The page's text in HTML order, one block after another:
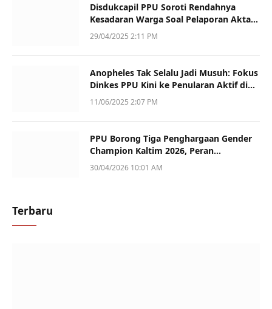
Disdukcapil PPU Soroti Rendahnya
Kesadaran Warga Soal Pelaporan Akta
Kematian
29/04/2025 2:11 PM
Anopheles Tak Selalu Jadi Musuh: Fokus
Dinkes PPU Kini ke Penularan Aktif di
Sotek
11/06/2025 2:07 PM
PPU Borong Tiga Penghargaan Gender
Champion Kaltim 2026, Peran
Perempuan Jadi Sorotan
30/04/2026 10:01 AM
Terbaru